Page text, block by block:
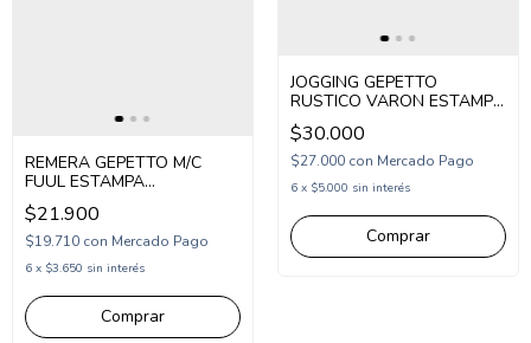
REMERA GEPETTO M/C
FUUL ESTAMPA
UNIVERSITY (GT287301)
$21.900
$19.710 con Mercado Pago
6 x $3.650 sin interés
Comprar
JOGGING GEPETTO
RUSTICO VARON ESTAMPA
URBAN (GT267350)
$30.000
$27.000 con Mercado Pago
6 x $5.000 sin interés
Comprar